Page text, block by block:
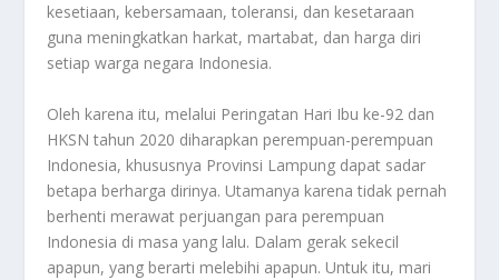
kesetiaan, kebersamaan, toleransi, dan kesetaraan
guna meningkatkan harkat, martabat, dan harga diri
setiap warga negara Indonesia.
Oleh karena itu, melalui Peringatan Hari Ibu ke-92 dan
HKSN tahun 2020 diharapkan perempuan-perempuan
Indonesia, khususnya Provinsi Lampung dapat sadar
betapa berharga dirinya. Utamanya karena tidak pernah
berhenti merawat perjuangan para perempuan
Indonesia di masa yang lalu. Dalam gerak sekecil
apapun, yang berarti melebihi apapun. Untuk itu, mari